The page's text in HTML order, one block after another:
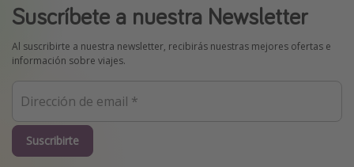
Suscríbete a nuestra Newsletter
Al suscribirte a nuestra newsletter, recibirás nuestras mejores ofertas e
información sobre viajes.
Suscribirte